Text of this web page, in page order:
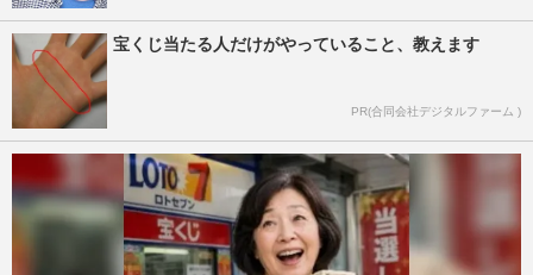
宝くじ当たる人だけがやっていること、教えます
PR(合同会社デジタルファーム )